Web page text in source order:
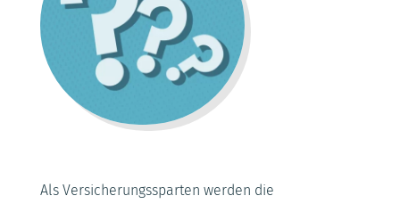
Als Versicherungssparten werden die